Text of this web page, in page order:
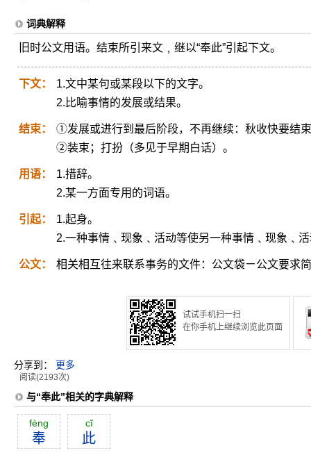
词典解释
旧时公文用语。结束所引来文﹐继以“奉此”引起下文。
下文：
1.文中某句或某段以下的文字。
2.比喻事情的发展或结果。
结束：
①发展或进行到最后阶段，不再继续：秋收快要结
②装束；打扮（多见于早期白话）。
用语：
1.措辞。
2.某一方面专用的词语。
引起：
1.起身。
2.一种事情﹑现象﹑活动等使另一种事情﹑现象﹑
公文： 相关相互往来联系事务的文件：公文袋ㄧ公文要求
试试手机扫一扫
在你手机上继续浏览此页面
分享到： 更多
阅读(2193次)
与“奉此”相关的字典解释
fèng
奉
cĭ
此